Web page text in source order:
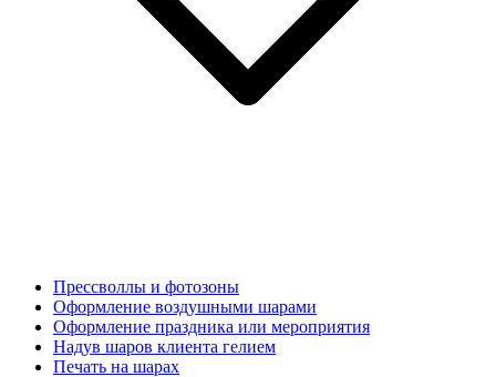
Прессволлы и фотозоны
Оформление воздушными шарами
Оформление праздника или мероприятия
Надув шаров клиента гелием
Печать на шарах